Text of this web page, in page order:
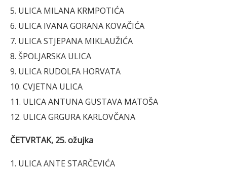
5. ULICA MILANA KRMPOTIĆA
6. ULICA IVANA GORANA KOVAČIĆA
7. ULICA STJEPANA MIKLAUŽIĆA
8. ŠPOLJARSKA ULICA
9. ULICA RUDOLFA HORVATA
10. CVJETNA ULICA
11. ULICA ANTUNA GUSTAVA MATOŠA
12. ULICA GRGURA KARLOVČANA
ČETVRTAK, 25. ožujka
1. ULICA ANTE STARČEVIĆA